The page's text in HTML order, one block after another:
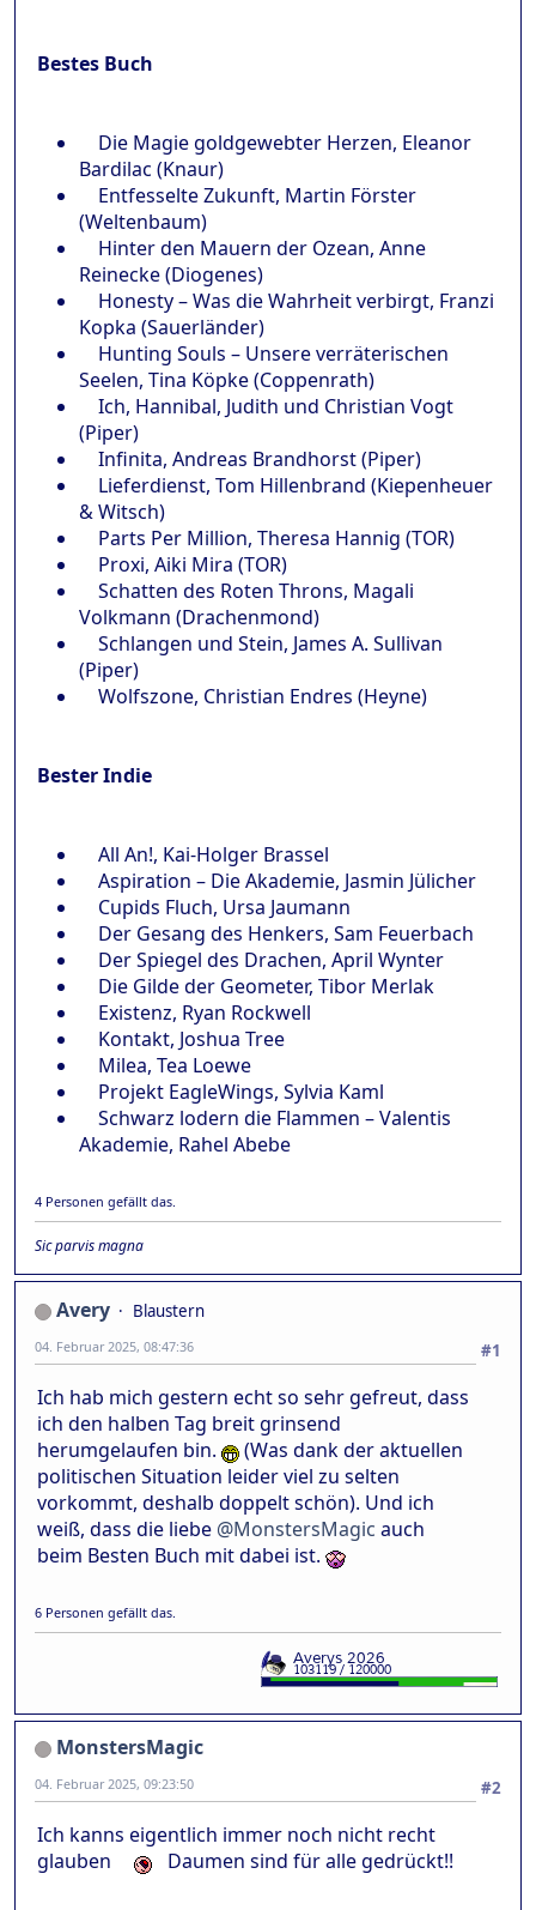
Bestes Buch
Die Magie goldgewebter Herzen, Eleanor
Bardilac (Knaur)
Entfesselte Zukunft, Martin Förster
(Weltenbaum)
Hinter den Mauern der Ozean, Anne
Reinecke (Diogenes)
Honesty – Was die Wahrheit verbirgt, Franzi
Kopka (Sauerländer)
Hunting Souls – Unsere verräterischen
Seelen, Tina Köpke (Coppenrath)
Ich, Hannibal, Judith und Christian Vogt
(Piper)
Infinita, Andreas Brandhorst (Piper)
Lieferdienst, Tom Hillenbrand (Kiepenheuer
& Witsch)
Parts Per Million, Theresa Hannig (TOR)
Proxi, Aiki Mira (TOR)
Schatten des Roten Throns, Magali
Volkmann (Drachenmond)
Schlangen und Stein, James A. Sullivan
(Piper)
Wolfszone, Christian Endres (Heyne)
Bester Indie
All An!, Kai-Holger Brassel
Aspiration – Die Akademie, Jasmin Jülicher
Cupids Fluch, Ursa Jaumann
Der Gesang des Henkers, Sam Feuerbach
Der Spiegel des Drachen, April Wynter
Die Gilde der Geometer, Tibor Merlak
Existenz, Ryan Rockwell
Kontakt, Joshua Tree
Milea, Tea Loewe
Projekt EagleWings, Sylvia Kaml
Schwarz lodern die Flammen – Valentis
Akademie, Rahel Abebe
4 Personen gefällt das.
Sic parvis magna
Avery
Blaustern
#1
04. Februar 2025, 08:47:36
Ich hab mich gestern echt so sehr gefreut, dass
ich den halben Tag breit grinsend
herumgelaufen bin.
(Was dank der aktuellen
politischen Situation leider viel zu selten
vorkommt, deshalb doppelt schön). Und ich
weiß, dass die liebe @MonstersMagic auch
beim Besten Buch mit dabei ist.
6 Personen gefällt das.
MonstersMagic
#2
04. Februar 2025, 09:23:50
Ich kanns eigentlich immer noch nicht recht
glauben
Daumen sind für alle gedrückt!!